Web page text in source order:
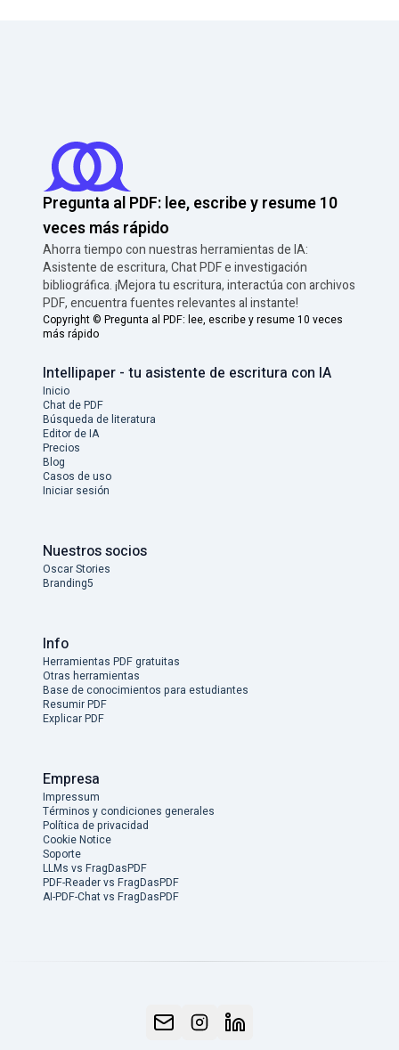
Pregunta al PDF: lee, escribe y resume 10
veces más rápido
Ahorra tiempo con nuestras herramientas de IA:
Asistente de escritura, Chat PDF e investigación
bibliográfica. ¡Mejora tu escritura, interactúa con archivos
PDF, encuentra fuentes relevantes al instante!
Copyright © Pregunta al PDF: lee, escribe y resume 10 veces
más rápido
Intellipaper - tu asistente de escritura con IA
Inicio
Chat de PDF
Búsqueda de literatura
Editor de IA
Precios
Blog
Casos de uso
Iniciar sesión
Nuestros socios
Oscar Stories
Branding5
Info
Herramientas PDF gratuitas
Otras herramientas
Base de conocimientos para estudiantes
Resumir PDF
Explicar PDF
Empresa
Impressum
Términos y condiciones generales
Política de privacidad
Cookie Notice
Soporte
LLMs vs FragDasPDF
PDF-Reader vs FragDasPDF
AI-PDF-Chat vs FragDasPDF